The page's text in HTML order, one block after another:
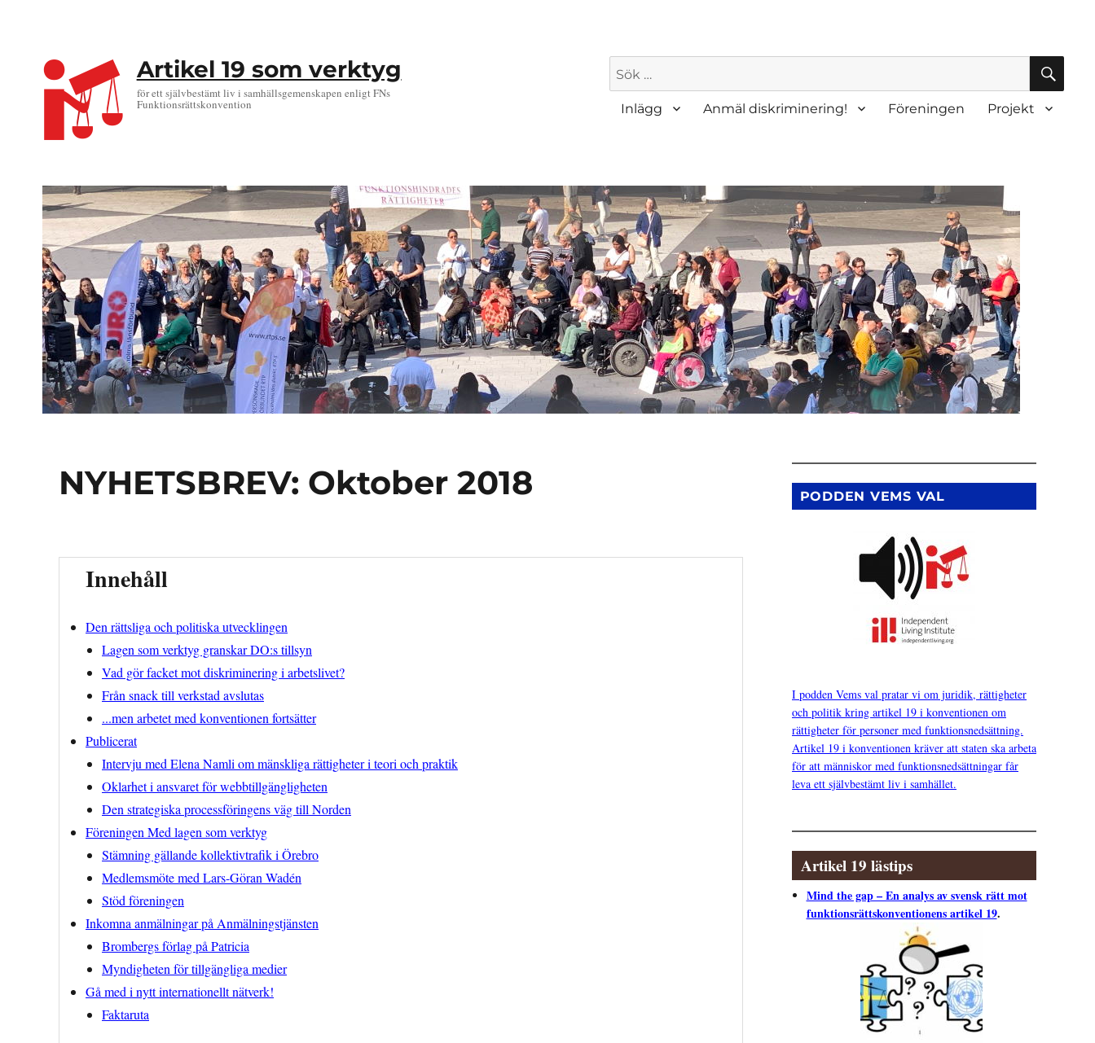
Artikel 19 som verktyg
för ett självbestämt liv i samhällsgemenskapen enligt FNs
Funktionsrättskonvention
Sök
efter:
SÖK
Inlägg Anmäl diskriminering! Föreningen Projekt
NYHETSBREV: Oktober 2018
Innehåll
Den rättsliga och politiska utvecklingen
Lagen som verktyg granskar DO:s tillsyn
Vad gör facket mot diskriminering i arbetslivet?
Från snack till verkstad avslutas
...men arbetet med konventionen fortsätter
Publicerat
Intervju med Elena Namli om mänskliga rättigheter i teori och praktik
Oklarhet i ansvaret för webbtillgängligheten
Den strategiska processföringens väg till Norden
Föreningen Med lagen som verktyg
Stämning gällande kollektivtrafik i Örebro
Medlemsmöte med Lars-Göran Wadén
Stöd föreningen
Inkomna anmälningar på Anmälningstjänsten
Brombergs förlag på Patricia
Myndigheten för tillgängliga medier
Gå med i nytt internationellt nätverk!
Faktaruta
PODDEN VEMS VAL
I podden Vems val pratar vi om juridik, rättigheter
och politik kring artikel 19 i konventionen om
rättigheter för personer med funktionsnedsättning.
Artikel 19 i konventionen kräver att staten ska arbeta
för att människor med funktionsnedsättningar får
leva ett självbestämt liv i samhället.
Artikel 19 lästips
Mind the gap – En analys av svensk rätt mot
funktionsrättskonventionens artikel 19.